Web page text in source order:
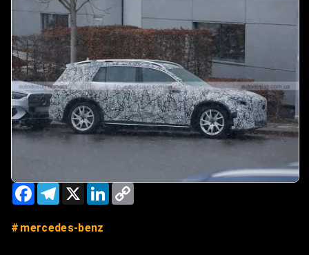
FacebookTelegram
X LinkedIn
mercedes-benz